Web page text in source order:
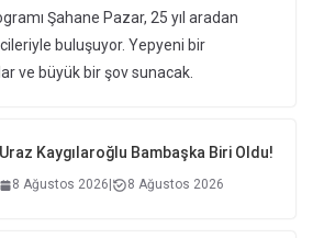
Şahane Pazar, 25 yıl aradan
buluşuyor. Yepyeni bir
ve büyük bir şov sunacak.
Uraz Kaygılaroğlu Bambaşka Biri Oldu!
8 Ağustos 2026 8 Ağustos 2026